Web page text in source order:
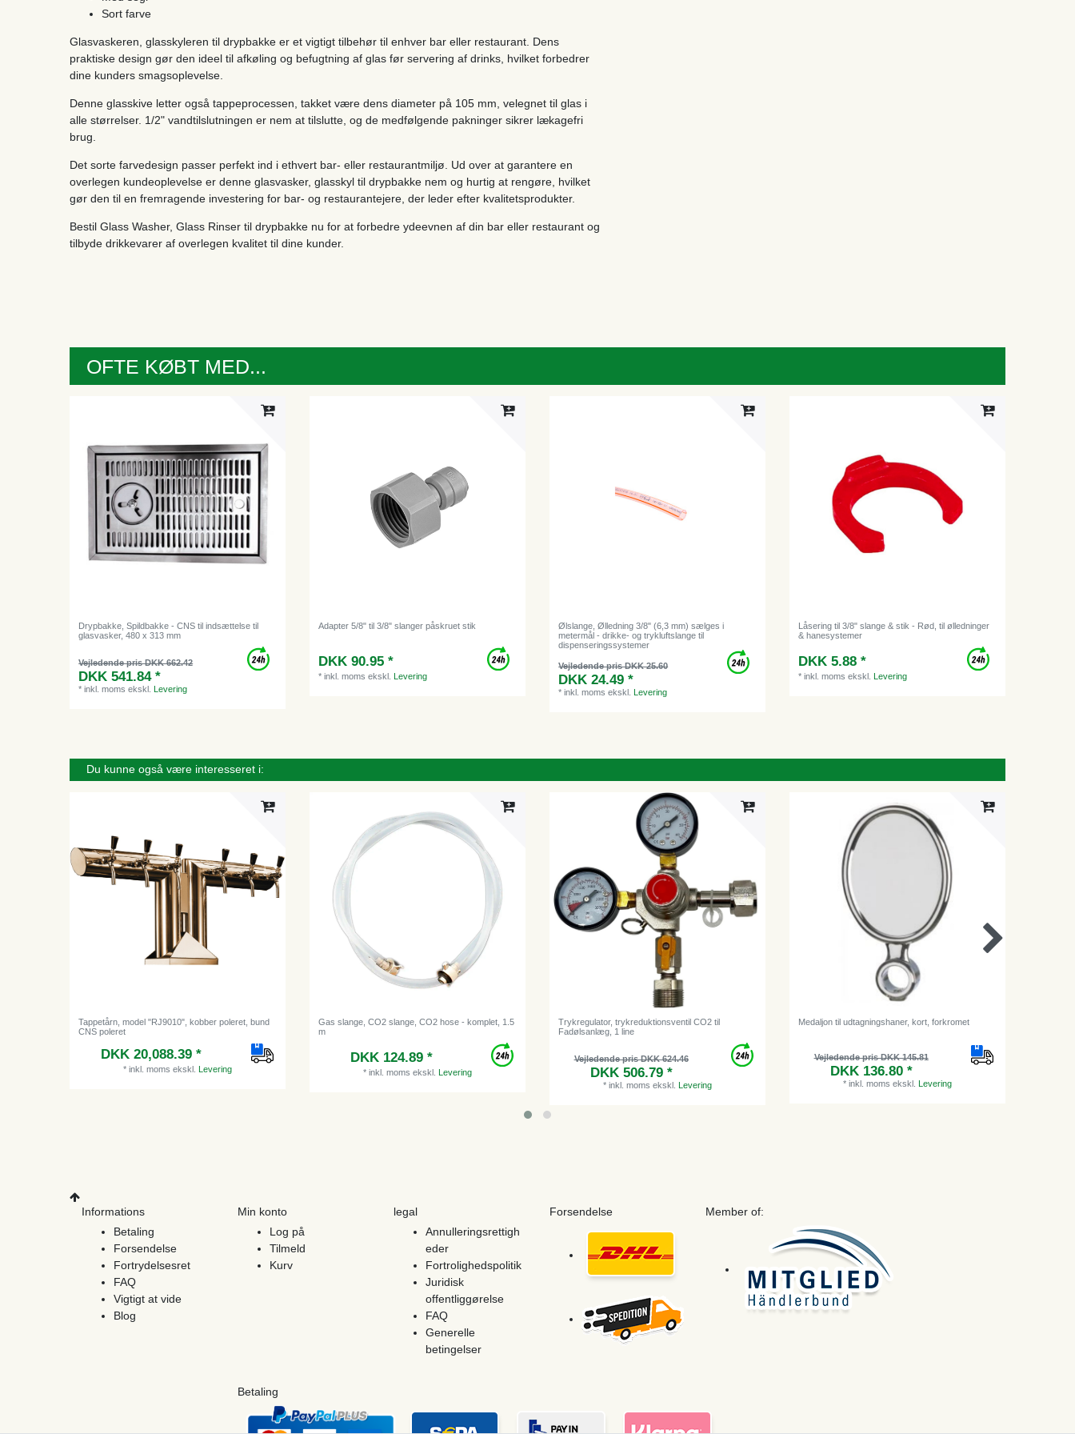
Sort farve
Glasvaskeren, glasskyleren til drypbakke er et vigtigt tilbehør til enhver bar eller restaurant. Dens
praktiske design gør den ideel til afkøling og befugtning af glas før servering af drinks, hvilket forbedrer
dine kunders smagsoplevelse.
Denne glasskive letter også tappeprocessen, takket være dens diameter på 105 mm, velegnet til glas i
alle størrelser. 1/2" vandtilslutningen er nem at tilslutte, og de medfølgende pakninger sikrer lækagefri
brug.
Det sorte farvedesign passer perfekt ind i ethvert bar- eller restaurantmiljø. Ud over at garantere en
overlegen kundeoplevelse er denne glasvasker, glasskyl til drypbakke nem og hurtig at rengøre, hvilket
gør den til en fremragende investering for bar- og restaurantejere, der leder efter kvalitetsprodukter.
Bestil Glass Washer, Glass Rinser til drypbakke nu for at forbedre ydeevnen af ​​din bar eller restaurant og
tilbyde drikkevarer af overlegen kvalitet til dine kunder.
OFTE KØBT MED...
Drypbakke, Spildbakke - CNS til indsættelse til
glasvasker, 480 x 313 mm
Vejledende pris DKK 662.42
DKK 541.84 *
*inkl. moms ekskl.Levering
Adapter 5/8" til 3/8" slanger påskruet stik
DKK 90.95 *
*inkl. moms ekskl.Levering
Ølslange, Ølledning 3/8" (6,3 mm) sælges i
metermål - drikke- og trykluftslange til
dispenseringssystemer
Vejledende pris DKK 25.60
DKK 24.49 *
*inkl. moms ekskl.Levering
Låsering til 3/8" slange & stik - Rød, til ølledninger
& hanesystemer
DKK 5.88 *
*inkl. moms ekskl.Levering
Du kunne også være interesseret i:
Tappetårn, model "RJ9010", kobber poleret, bund
CNS poleret
DKK 20,088.39 *
* inkl. moms ekskl. Levering
Gas slange, CO2 slange, CO2 hose - komplet, 1.5
m
DKK 124.89 *
* inkl. moms ekskl. Levering
Trykregulator, trykreduktionsventil CO2 til
Fadølsanlæg, 1 line
Vejledende pris DKK 624.46
DKK 506.79 *
* inkl. moms ekskl. Levering
Medaljon til udtagningshaner, kort, forkromet
Vejledende pris DKK 145.81
DKK 136.80 *
* inkl. moms ekskl. Levering
Informations
Betaling
Forsendelse
Fortrydelsesret
FAQ
Vigtigt at vide
Blog
Min konto
Log på
Tilmeld
Kurv
legal
Annulleringsrettigh
eder
Fortrolighedspolitik
Juridisk
offentliggørelse
FAQ
Generelle
betingelser
Forsendelse Member of:
Betaling